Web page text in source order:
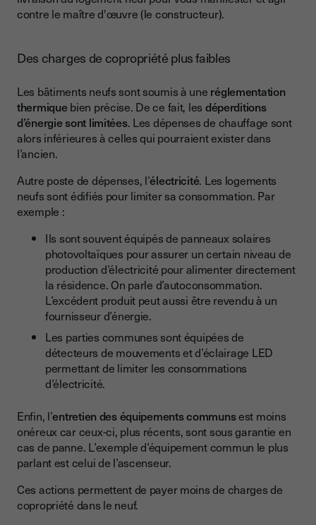
contre le maître d'œuvre (le constructeur).
Des charges de copropriété plus faibles
Les bâtiments neufs sont soumis à une réglementation
thermiquebien précise. De ce fait, les déperditions
d’énergie sont limitées. Les dépenses de chauffage sont
alors inférieures à celles qui pourraient exister dans
l’ancien.
Autre poste de dépenses, l’électricité. Les logements
neufs sont édifiés pour limiter sa consommation. Par
exemple :
Ils sont souvent équipés de panneaux solaires
photovoltaïques pour assurer un certain niveau de
production d’électricité pour alimenter directement
la résidence. On parle d’autoconsommation.
L’excédent produit peut aussi être revendu à un
fournisseur d’énergie.
Les parties communes sont équipées de
détecteurs de mouvements et d’éclairage LED
permettant de limiter les consommations
d’électricité.
Enfin, l’entretien des équipements communsest moins
onéreux car ceux-ci, plus récents, sont sous garantie en
cas de panne. L’exemple d’équipement commun le plus
parlant est celui de l’ascenseur.
Ces actions permettent de payer moins de charges de
copropriété dans le neuf.